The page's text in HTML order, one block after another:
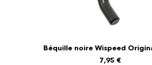
Béquille noire Wispeed
7,95 €